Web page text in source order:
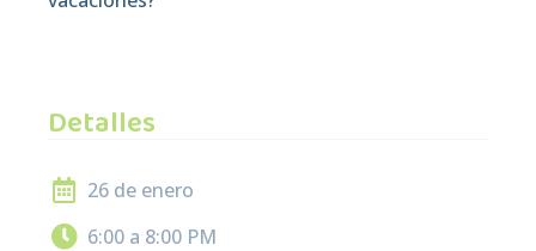
Detalles
26 de enero
6:00 a 8:00 PM